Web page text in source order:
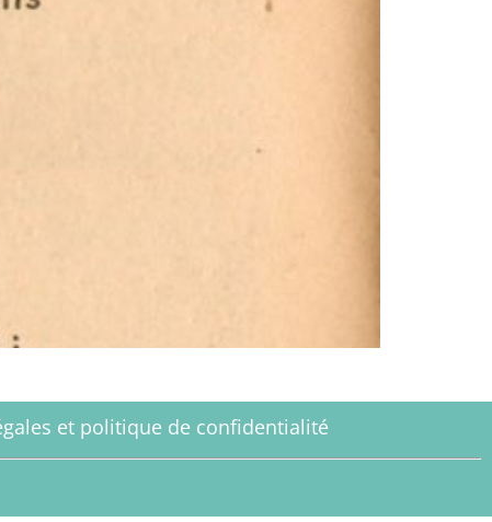
et politique de confidentialité